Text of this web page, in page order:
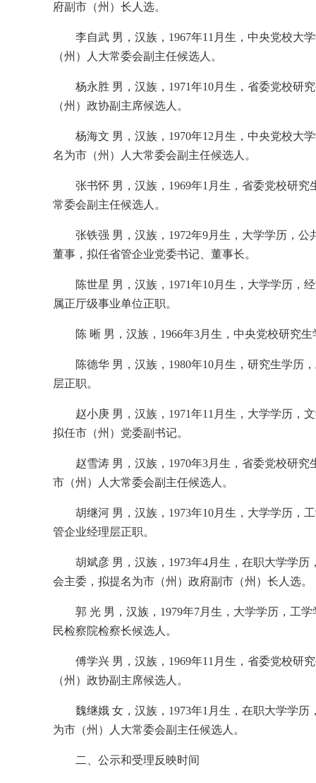
府副市（州）长人选。
李自武 男，汉族，1967年11月生，中央党校大
（州）人大常委会副主任候选人。
杨永胜 男，汉族，1971年10月生，省委党校研
（州）政协副主席候选人。
杨海文 男，汉族，1970年12月生，中央党校大
名为市（州）人大常委会副主任候选人。
张书怀 男，汉族，1969年1月生，省委党校研
常委会副主任候选人。
张铁强 男，汉族，1972年9月生，大学学历，
董事，拟任省管企业党委书记、董事长。
陈世星 男，汉族，1971年10月生，大学学历，
属正厅级事业单位正职。
陈 晰 男，汉族，1966年3月生，中央党校研究
陈德华 男，汉族，1980年10月生，研究生学历
层正职。
赵小庚 男，汉族，1971年11月生，大学学历，
拟任市（州）党委副书记。
赵雪涛 男，汉族，1970年3月生，省委党校研
市（州）人大常委会副主任候选人。
胡继河 男，汉族，1973年10月生，大学学历，
管企业经理层正职。
胡斌彦 男，汉族，1973年4月生，在职大学学
会主委，拟提名为市（州）政府副市（州）长人选。
郭 光 男，汉族，1979年7月生，大学学历，工
民检察院检察长候选人。
傅学兴 男，汉族，1969年11月生，省委党校研
（州）政协副主席候选人。
魏继娥 女，汉族，1973年1月生，在职大学学
为市（州）人大常委会副主任候选人。
二、公示和受理反映时间